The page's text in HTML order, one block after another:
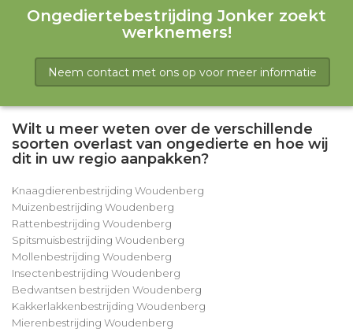
Ongediertebestrijding Jonker zoekt
werknemers!
Neem contact met ons op voor meer informatie
Wilt u meer weten over de verschillende
soorten overlast van ongedierte en hoe wij
dit in uw regio aanpakken?
Knaagdierenbestrijding Woudenberg
Muizenbestrijding Woudenberg
Rattenbestrijding Woudenberg
Spitsmuisbestrijding Woudenberg
Mollenbestrijding Woudenberg
Insectenbestrijding Woudenberg
Bedwantsen bestrijden Woudenberg
Kakkerlakkenbestrijding Woudenberg
Mierenbestrijding Woudenberg